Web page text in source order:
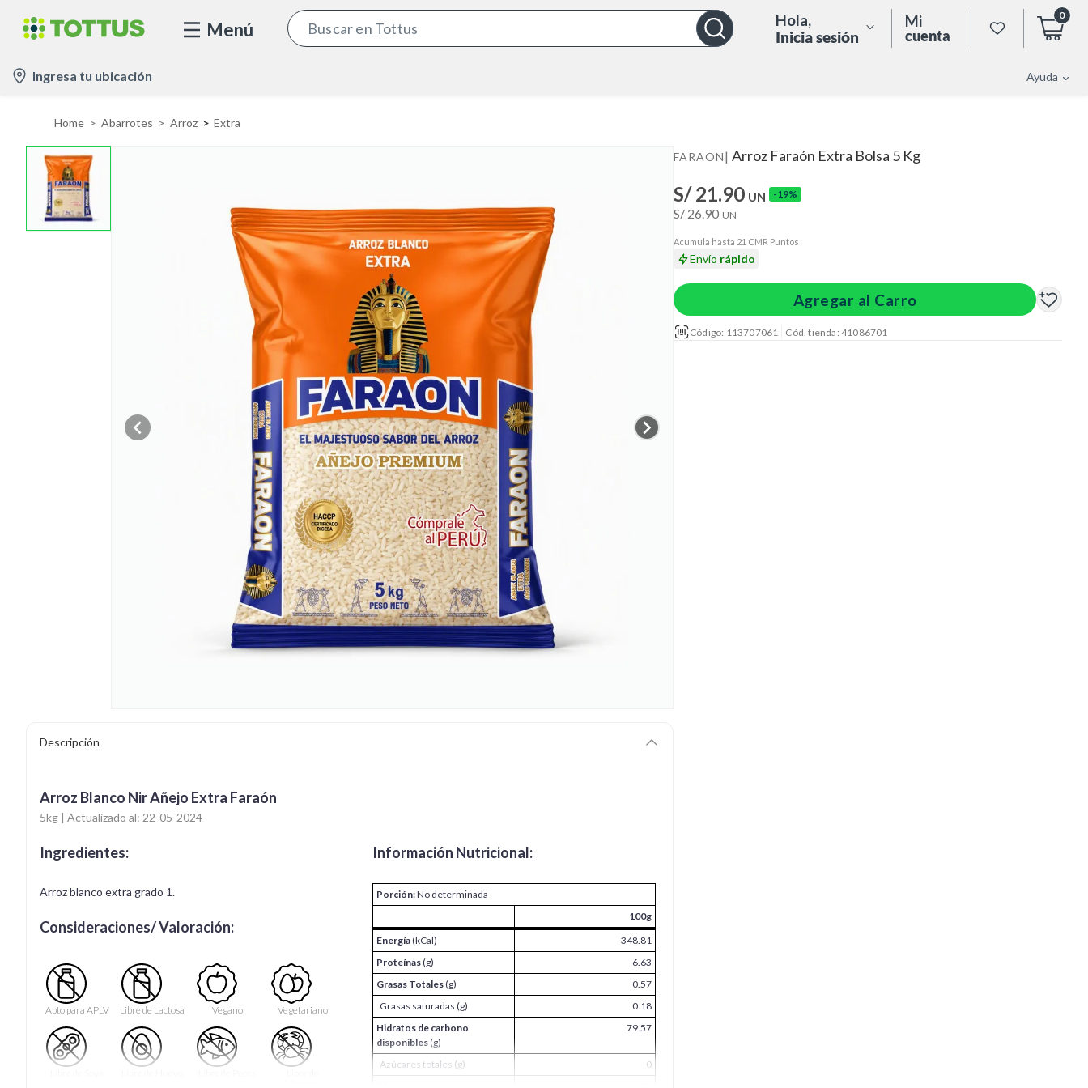
Menú Hola,
Inicia sesión
Mi
cuenta
0
Ingresa tu ubicación Ayuda
Home Abarrotes Arroz Extra
Descripción
Arroz Blanco Nir Añejo Extra Faraón
5kg | Actualizado al: 22-05-2024
Ingredientes:
Arroz blanco extra grado 1.
Consideraciones/ Valoración:
Apto para APLV Libre de Lactosa Vegano Vegetariano
Información Nutricional:
Porción:No determinada
100g
Energía(kCal)
348.81
Proteínas(g)
6.63
Grasas Totales(g)
0.57
Grasas saturadas (g)
0.18
Hidratos de carbono
disponibles (g)
79.57
Azúcares totales (g)
0
FARAON| Arroz Faraón Extra Bolsa 5 Kg
S/ 21.90 UN -19%
S/ 26.90 UN
Acumula hasta 21 CMR Puntos
Envío rápido
Agregar al Carro
Código: 113707061 Cód. tienda: 41086701